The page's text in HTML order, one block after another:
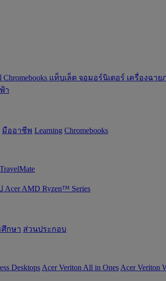
Chromebooks แท็บเล็ต จอมอร์นิเตอร์ เครื่องฉาย
า
มืออาชีพ ‌Learning Chromebooks
AMD Ryzen™ Series
ศึกษา ส่วนประกอบ
Desktops Acer Veriton All in Ones Acer Veriton